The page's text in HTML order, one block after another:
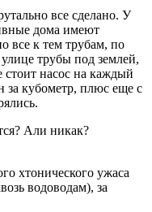
все сделано. У
дома имеют
все к тем трубам, по
трубы под землей,
стоит насос на каждый
за кубометр, плюс еще с
Али никак?
хтонического ужаса
водоводам), за